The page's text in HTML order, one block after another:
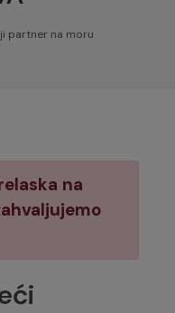
partner na moru
na